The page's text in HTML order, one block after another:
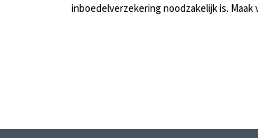
inboedelverzekering noodzakelijk is. Maak